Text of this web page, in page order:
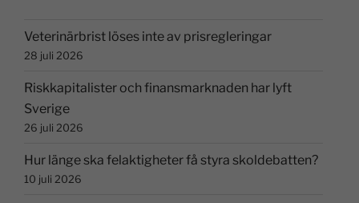
Veterinärbrist löses inte av prisregleringar
28 juli 2026
Riskkapitalister och finansmarknaden har lyft
Sverige
26 juli 2026
Hur länge ska felaktigheter få styra skoldebatten?
10 juli 2026